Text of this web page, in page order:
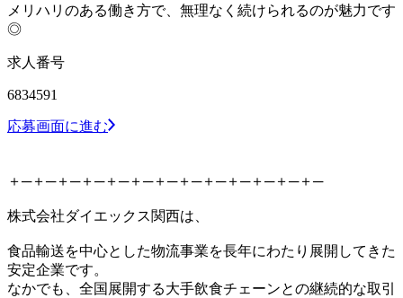
メリハリのある働き方で、無理なく続けられるのが魅力です
◎
求人番号
6834591
応募画面に進む
＋─＋─＋─＋─＋─＋─＋─＋─＋─＋─＋─＋─＋─
株式会社ダイエックス関西は、
食品輸送を中心とした物流事業を長年にわたり展開してきた
安定企業です。
なかでも、全国展開する大手飲食チェーンとの継続的な取引